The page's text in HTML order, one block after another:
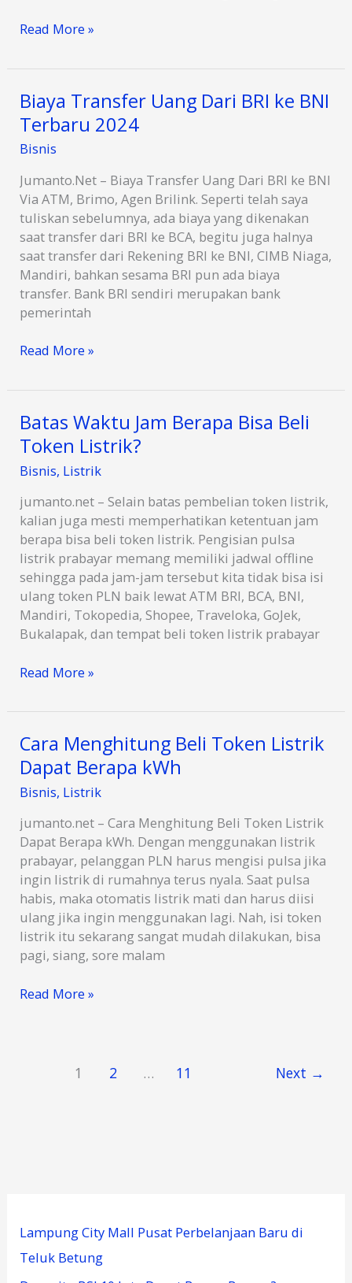
Limit
Transfer
Lewat
ATM
dan
2024
Read More »
Biaya Transfer Uang Dari BRI ke BNI
Terbaru 2024
Bisnis
Jumanto.Net – Biaya Transfer Uang Dari BRI ke BNI
Via ATM, Brimo, Agen Brilink. Seperti telah saya
tuliskan sebelumnya, ada biaya yang dikenakan
saat transfer dari BRI ke BCA, begitu juga halnya
saat transfer dari Rekening BRI ke BNI, CIMB Niaga,
Mandiri, bahkan sesama BRI pun ada biaya
transfer. Bank BRI sendiri merupakan bank
pemerintah
Biaya
Uang
BRI
ke
BNI
Terbaru
2024
Read More »
Batas Waktu Jam Berapa Bisa Beli
Token Listrik?
Bisnis, Listrik
jumanto.net – Selain batas pembelian token listrik,
kalian juga mesti memperhatikan ketentuan jam
berapa bisa beli token listrik. Pengisian pulsa
listrik prabayar memang memiliki jadwal offline
sehingga pada jam-jam tersebut kita tidak bisa isi
ulang token PLN baik lewat ATM BRI, BCA, BNI,
Mandiri, Tokopedia, Shopee, Traveloka, GoJek,
Bukalapak, dan tempat beli token listrik prabayar
Batas
Jam
Bisa
Beli
Token
Listrik?
Read More »
Cara Menghitung Beli Token Listrik
Dapat Berapa kWh
Bisnis, Listrik
jumanto.net – Cara Menghitung Beli Token Listrik
Dapat Berapa kWh. Dengan menggunakan listrik
prabayar, pelanggan PLN harus mengisi pulsa jika
ingin listrik di rumahnya terus nyala. Saat pulsa
habis, maka otomatis listrik mati dan harus diisi
ulang jika ingin menggunakan lagi. Nah, isi token
listrik itu sekarang sangat mudah dilakukan, bisa
pagi, siang, sore malam
Cara
Read More »
1 2 … 11 Next →
Lampung City Mall Pusat Perbelanjaan Baru di
Teluk Betung